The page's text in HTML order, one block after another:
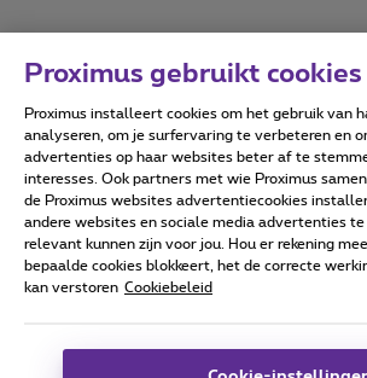
Forumvoorwaarden
Alle rechten voorbehouden. ©
Algemene voorwaarden, consumenteninfo
Deze website is gecreëerd en wordt beheerd
Proximus gebruikt cookies
Proximus installeert cookies om het gebruik van
analyseren, om je surfervaring te verbeteren en
advertenties op haar websites beter af te
interesses. Ook partners met wie Proximus
de Proximus websites advertentiecookies
andere websites en sociale media advertenties
relevant kunnen zijn voor jou. Hou er rekening
bepaalde cookies blokkeert, het de correcte
kan verstoren Cookiebeleid